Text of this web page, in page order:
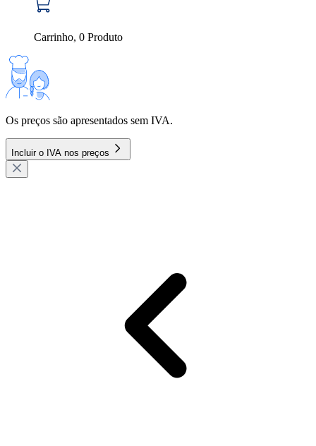
Carrinho, 0 Produto
Os preços são apresentados sem IVA.
Incluir o IVA nos preços